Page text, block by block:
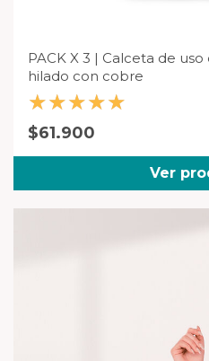
PACK X 3 | Calceta de
hilado con cobre
Valorado
en5.00de
5
$61.900
Ver